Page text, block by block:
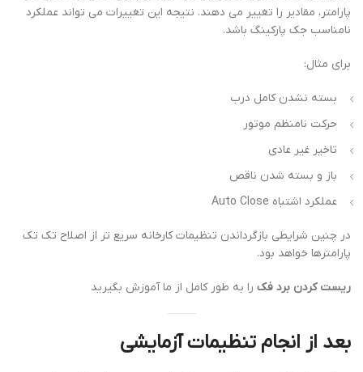
پارامتر، مقادیر را تغییر می دهند. نتیجه این تغییرات می تواند عملکرد
نامناسب جک پارکینگ باشد.
برای مثال:
بسته نشدن کامل درب
حرکت نامنظم موتور
تاخیر غیر عادی
باز و بسته شدن ناقص
عملکرد اشتباه Auto Close
در چنین شرایطی بازگرداندن تنظیمات کارخانه سریع تر از اصلاح تک تک
پارامترها خواهد بود.
ریست کردن برد فک را به طور کامل از ما آموزش بگیرید
بعد از انجام تنظیمات آزمایشی